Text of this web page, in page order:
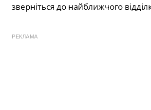
зверніться до найближчого
РЕКЛАМА